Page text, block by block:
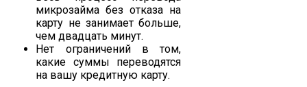
микрозайма без отказа на
карту не занимает больше,
чем двадцать минут.
Нет ограничений в том,
какие суммы переводятся
на вашу кредитную карту.